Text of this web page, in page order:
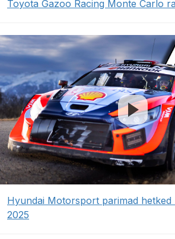
Toyota Gazoo Racing Monte Carlo
Hyundai Motorsport parimad
2025